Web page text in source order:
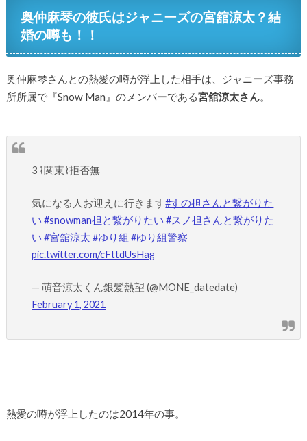
奥仲麻琴の彼氏はジャニーズの宮舘涼太？結
婚の噂も！！
奥仲麻琴さんとの熱愛の噂が浮上した相手は、ジャニーズ事務
所所属で『Snow Man』のメンバーである宮舘涼太さん。
3 ⌇関東⌇拒否無
気になる人お迎えに行きます#すの担さんと繋がりた
い #snowman担と繋がりたい #スノ担さんと繋がりた
い #宮舘涼太 #ゆり組 #ゆり組警察
pic.twitter.com/cFttdUsHag
— 萌音涼太くん銀髪熱望 (@MONE_datedate)
February 1, 2021
熱愛の噂が浮上したのは2014年の事。